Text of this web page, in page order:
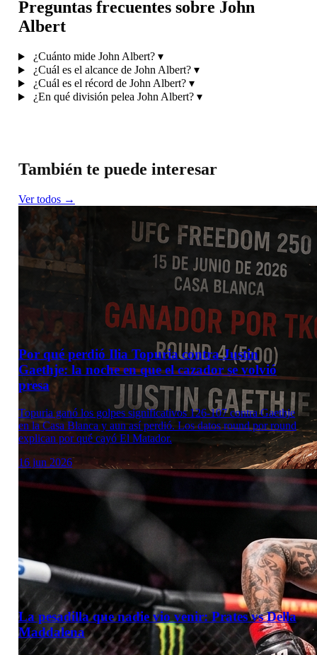
Preguntas frecuentes sobre John
Albert
¿Cuánto mide John Albert? ▾
¿Cuál es el alcance de John Albert? ▾
¿Cuál es el récord de John Albert? ▾
¿En qué división pelea John Albert? ▾
También te puede interesar
Ver todos →
Por qué perdió Ilia Topuria contra Justin
Gaethje: la noche en que el cazador se volvió
presa
Topuria ganó los golpes significativos 126-107 contra Gaethje
en la Casa Blanca y aun así perdió. Los datos round por round
explican por qué cayó El Matador.
16 jun 2026
La pesadilla que nadie vio venir: Prates vs Della
Maddalena